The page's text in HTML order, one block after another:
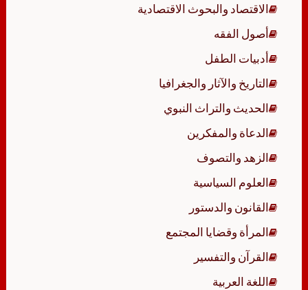
الاقتصاد والبحوث الاقتصادية
أصول الفقه
أدبيات الطفل
التاريخ والآثار والجغرافيا
الحديث والتراث النبوي
الدعاة والمفكرين
الزهد والتصوف
العلوم السياسية
القانون والدستور
المرأة وقضايا المجتمع
القرآن والتفسير
اللغة العربية